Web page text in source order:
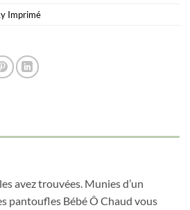
Imprimé
avez trouvées. Munies d’un
pantoufles Bébé Ô Chaud vous
notre infolettre!